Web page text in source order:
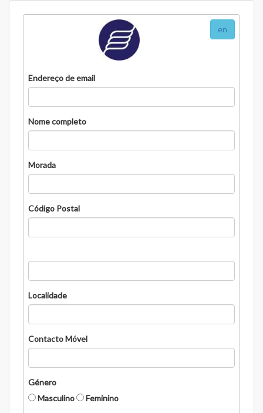
en
Endereço de email
Nome completo
Morada
Código Postal
Localidade
Contacto Móvel
Género
Masculino
Feminino